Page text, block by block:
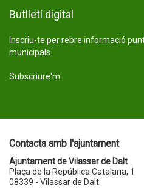
Butlletí digital
Inscriu-te per rebre informació
municipals.
Subscriure'm
Contacta amb l'ajuntament
Ajuntament de Vilassar de Dalt
Plaça de la República Catalana, 1
08339 - Vilassar de Dalt